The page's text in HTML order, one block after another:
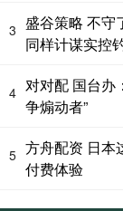
3 盛谷策略 不守
同样计谋实控
4 对对配 国台办
争煽动者”
5 方舟配资 日本
付费体验